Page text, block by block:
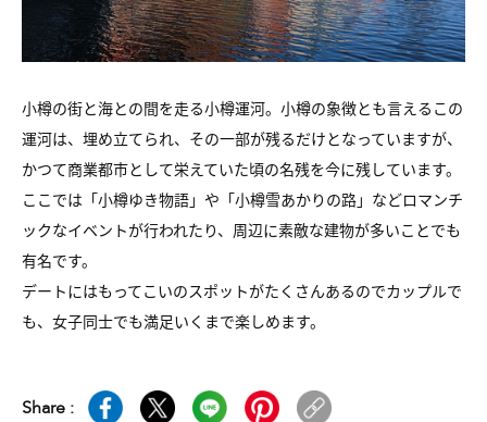
小樽の街と海との間を走る小樽運河。小樽の象徴とも言えるこの
運河は、埋め立てられ、その一部が残るだけとなっていますが、
かつて商業都市として栄えていた頃の名残を今に残しています。
ここでは「小樽ゆき物語」や「小樽雪あかりの路」などロマンチ
ックなイベントが行われたり、周辺に素敵な建物が多いことでも
有名です。
デートにはもってこいのスポットがたくさんあるのでカップルで
も、女子同士でも満足いくまで楽しめます。
Share :